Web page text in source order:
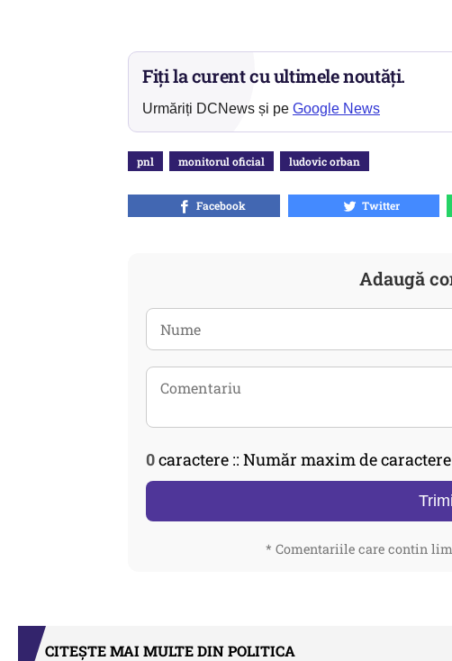
Fiți la curent cu ultimele noutăți.
Urmăriți DCNews și pe Google News
pnl monitorul oficial ludovic orban
Facebook Twitter
Adaugă
0caractere :: Număr maxim de caractere
* Comentariile care contin
CITEȘTE MAI MULTE DIN POLITICA